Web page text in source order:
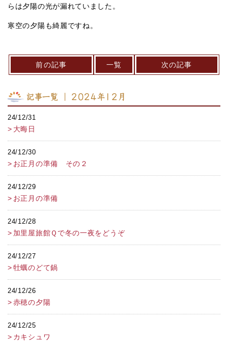
らは夕陽の光が漏れていました。
寒空の夕陽も綺麗ですね。
前の記事 一覧 次の記事
記事一覧 ｜ 2024年12月
24/12/31
大晦日
24/12/30
お正月の準備 その２
24/12/29
お正月の準備
24/12/28
加里屋旅館Ｑで冬の一夜をどうぞ
24/12/27
牡蠣のどて鍋
24/12/26
赤穂の夕陽
24/12/25
カキシュワ